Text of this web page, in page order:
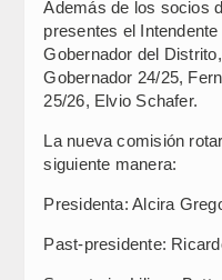
Además de los socios
presentes el
Gobernador del
Gobernador 24/25,
25/26, Elvio Schafer.
La nueva comisión
siguiente manera:
Presidenta: Alcira
Past-presidente: